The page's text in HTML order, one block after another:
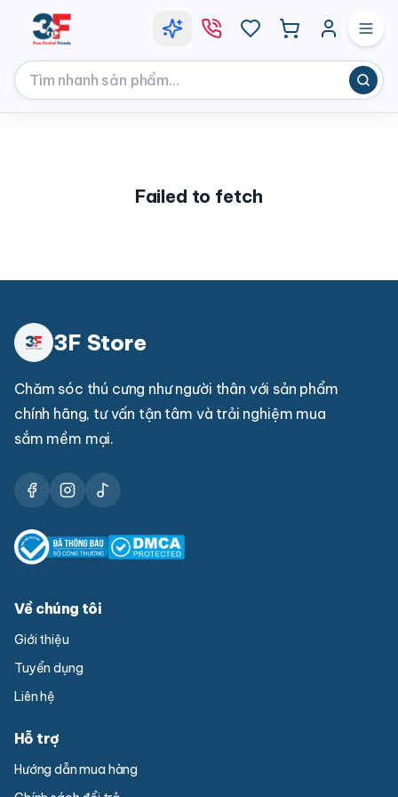
Failed to fetch
3F Store
Chăm sóc thú cưng như người thân với sản phẩm
chính hãng, tư vấn tận tâm và trải nghiệm mua
sắm mềm mại.
Về chúng tôi
Giới thiệu
Tuyển dụng
Liên hệ
Hỗ trợ
Hướng dẫn mua hàng